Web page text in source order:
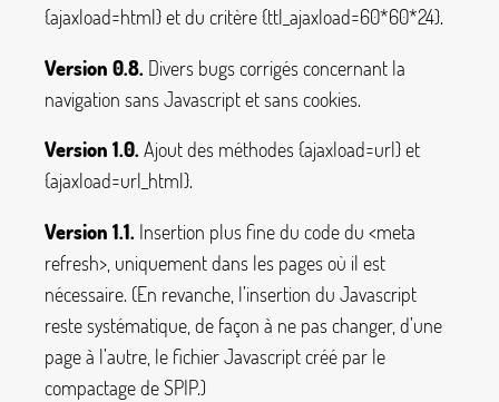
{ajaxload=html}et du critère{ttl_ajaxload=60*60*24}.
Version 0.8. Divers bugs corrigés concernant la
navigation sans Javascript et sans cookies.
Version 1.0.Ajout des méthodes{ajaxload=url}et
{ajaxload=url_html}.
Version 1.1. Insertion plus fine du code du <meta
refresh> , uniquement dans les pages où il est
nécessaire. (En revanche, l’insertion du Javascript
reste systématique, de façon à ne pas changer, d’une
page à l’autre, le fichier Javascript créé par le
compactage de SPIP.)